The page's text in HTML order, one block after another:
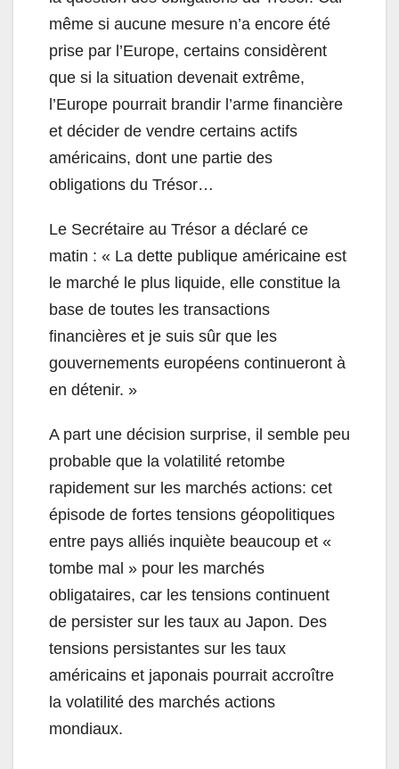
même si aucune mesure n’a encore été
prise par l’Europe, certains considèrent
que si la situation devenait extrême,
l’Europe pourrait brandir l’arme financière
et décider de vendre certains actifs
américains, dont une partie des
obligations du Trésor…
Le Secrétaire au Trésor a déclaré ce
matin : « La dette publique américaine est
le marché le plus liquide, elle constitue la
base de toutes les transactions
financières et je suis sûr que les
gouvernements européens continueront à
en détenir. »
A part une décision surprise, il semble peu
probable que la volatilité retombe
rapidement sur les marchés actions: cet
épisode de fortes tensions géopolitiques
entre pays alliés inquiète beaucoup et «
tombe mal » pour les marchés
obligataires, car les tensions continuent
de persister sur les taux au Japon. Des
tensions persistantes sur les taux
américains et japonais pourrait accroître
la volatilité des marchés actions
mondiaux.